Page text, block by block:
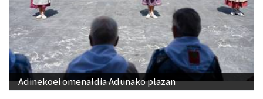
Adinekoei omenaldia Adunako plazan